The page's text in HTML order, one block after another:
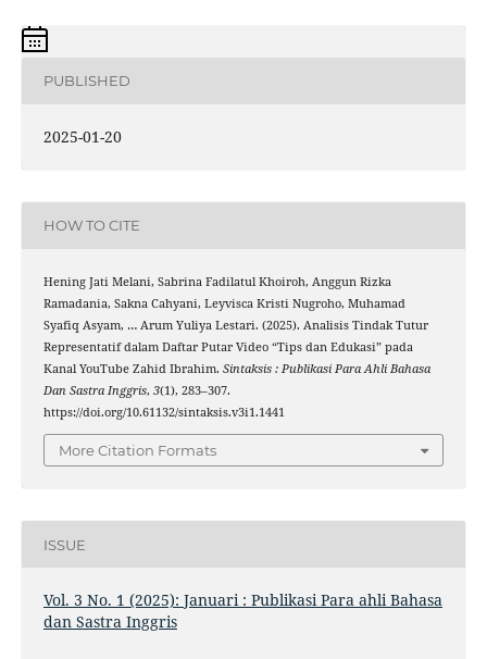
PUBLISHED
2025-01-20
HOW TO CITE
Hening Jati Melani, Sabrina Fadilatul Khoiroh, Anggun Rizka
Ramadania, Sakna Cahyani, Leyvisca Kristi Nugroho, Muhamad
Syafiq Asyam, … Arum Yuliya Lestari. (2025). Analisis Tindak Tutur
Representatif dalam Daftar Putar Video “Tips dan Edukasi” pada
Kanal YouTube Zahid Ibrahim. Sintaksis : Publikasi Para Ahli Bahasa
Dan Sastra Inggris, 3(1), 283–307.
https://doi.org/10.61132/sintaksis.v3i1.1441
More Citation Formats
ISSUE
Vol. 3 No. 1 (2025): Januari : Publikasi Para ahli Bahasa
dan Sastra Inggris